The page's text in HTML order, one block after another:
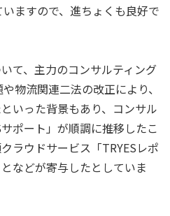
ますので、進ちょくも良好で
て、主力のコンサルティング
物流関連二法の改正により、
いった背景もあり、コンサル
ポート」が順調に推移したこ
ラウドサービス「TRYESレポ
などが寄与したとしていま